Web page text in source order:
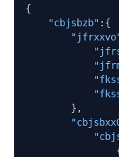
{
"cbjsbzb" : {
} ,